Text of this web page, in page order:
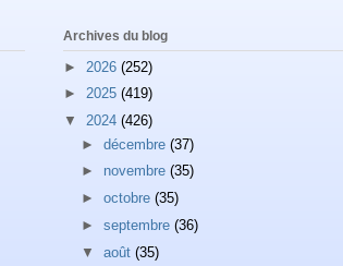
Archives du blog
► 2026 (252)
► 2025 (419)
▼ 2024 (426)
► décembre (37)
► novembre (35)
► octobre (35)
► septembre (36)
▼ août (35)